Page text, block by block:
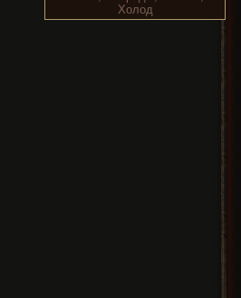
Холод